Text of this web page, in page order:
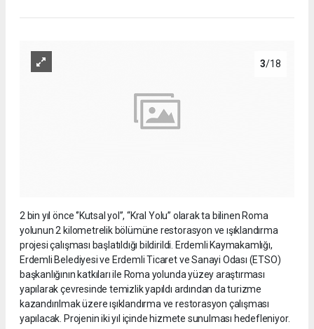
3/18
2 bin yıl önce ‘’Kutsal yol’’, “Kral Yolu” olarak ta bilinen Roma
yolunun 2 kilometrelik bölümüne restorasyon ve ışıklandırma
projesi çalışması başlatıldığı bildirildi. Erdemli Kaymakamlığı,
Erdemli Belediyesi ve Erdemli Ticaret ve Sanayi Odası (ETSO)
başkanlığının katkıları ile Roma yolunda yüzey araştırması
yapılarak çevresinde temizlik yapıldı ardından da turizme
kazandırılmak üzere ışıklandırma ve restorasyon çalışması
yapılacak. Projenin iki yıl içinde hizmete sunulması hedefleniyor.